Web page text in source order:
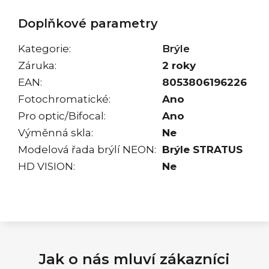
Doplňkové parametry
Kategorie:
Brýle
Záruka:
2 roky
EAN:
8053806196226
Fotochromatické:
Ano
Pro optic/Bifocal:
Ano
Výměnná skla:
Ne
Modelová řada brýlí NEON: Brýle STRATUS
HD VISION: Ne
Jak o nás mluví zákazníci